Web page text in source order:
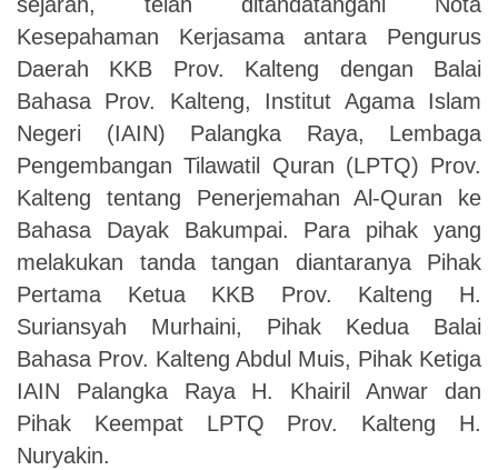
Kesepahaman Kerjasama antara Pengurus
Daerah KKB Prov. Kalteng dengan Balai
Bahasa Prov. Kalteng, Institut Agama Islam
Negeri (IAIN) Palangka Raya, Lembaga
Pengembangan Tilawatil Quran (LPTQ) Prov.
Kalteng tentang Penerjemahan Al-Quran ke
Bahasa Dayak Bakumpai. Para pihak yang
melakukan tanda tangan diantaranya Pihak
Pertama Ketua KKB Prov. Kalteng H.
Suriansyah Murhaini, Pihak Kedua Balai
Bahasa Prov. Kalteng Abdul Muis, Pihak Ketiga
IAIN Palangka Raya H. Khairil Anwar dan
Pihak Keempat LPTQ Prov. Kalteng H.
Nuryakin.